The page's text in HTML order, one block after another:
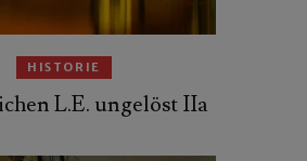
HISTORIE
L.E. ungelöst IIa